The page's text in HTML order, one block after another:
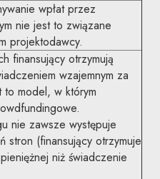
wpłat przez
nie jest to związane
projektodawcy.
finansujący otrzymują
wzajemnym za
to model, w którym
nie zawsze występuje
stron (finansujący otrzymuje
niż świadczenie